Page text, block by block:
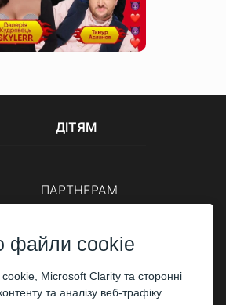
ДІТЯМ
ПАРТНЕРАМ
Корпоративним клієнтам
файли cookie
Microsoft Clarity та сторонні
та аналізу веб-трафіку.